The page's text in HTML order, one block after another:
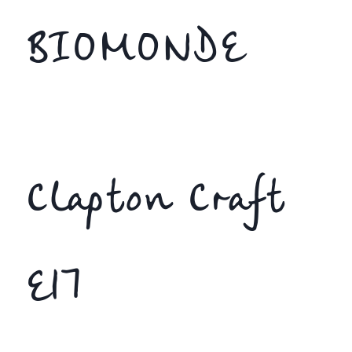
BIOMONDE
Clapton Craft
E17